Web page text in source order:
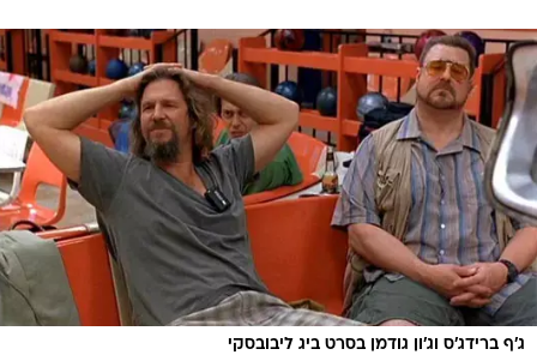
ג'ף ברידג'ס וג'ון גודמן בסרט ביג ליבובסקי